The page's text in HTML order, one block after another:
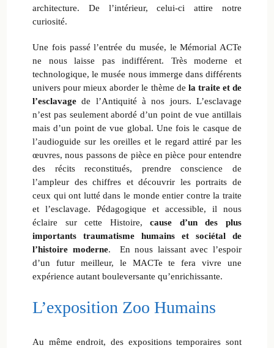
architecture. De l’intérieur, celui-ci attire notre
curiosité.
Une fois passé l’entrée du musée, le Mémorial ACTe
ne nous laisse pas indifférent. Très moderne et
technologique, le musée nous immerge dans différents
univers pour mieux aborder le thème de la traite et de
l’esclavage de l’Antiquité à nos jours. L’esclavage
n’est pas seulement abordé d’un point de vue antillais
mais d’un point de vue global. Une fois le casque de
l’audioguide sur les oreilles et le regard attiré par les
œuvres, nous passons de pièce en pièce pour entendre
des récits reconstitués, prendre conscience de
l’ampleur des chiffres et découvrir les portraits de
ceux qui ont lutté dans le monde entier contre la traite
et l’esclavage. Pédagogique et accessible, il nous
éclaire sur cette Histoire,cause d’un des plus
importants traumatisme humains et sociétal de
l’histoire moderne. En nous laissant avec l’espoir
d’un futur meilleur, le MACTe te fera vivre une
expérience autant bouleversante qu’enrichissante.
L’exposition Zoo Humains
Au même endroit, des expositions temporaires sont